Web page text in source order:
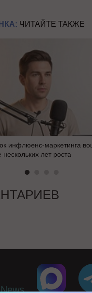
ЧИТАЙТЕ ТАКЖЕ
инфлюенс-маркетинга
нескольких лет роста